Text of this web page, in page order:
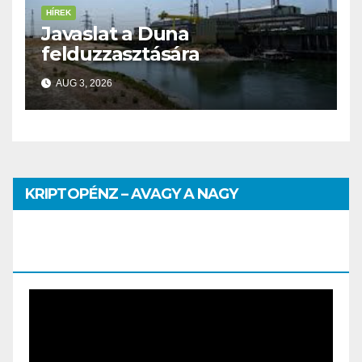
HÍREK
Javaslat a Duna
felduzzasztására
AUG 3, 2026
KRIPTOPÉNZ – AVAGY A NAGY